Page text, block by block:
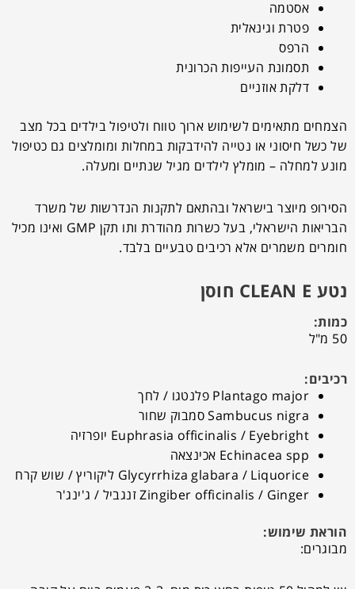
אסטמה
פטרת וגינאלית
הרפס
תסמונת העייפות הכרונית
דלקת אוזניים
הצמחים מתאימים לשימוש ארוך טווח ולטיפול בילדים בכל מצב
של כשל חיסוני או נטייה להידבקות במחלות ומומלצים גם כטיפול
מונע למחלה – מומלץ לילדים מגיל שנתיים ומעלה.
הסירופ מיוצר בישראל ובהתאם לתקנות הנדרשות של משרד
הבריאות הישראלי, בעל כשרות מהודרת ותו תקן GMP ואינו מכיל
חומרים משמרים אלא רכיבים טבעיים בלבד.
נטע CLEAN E חוסן
כמות:
50 מ"ל
רכיבים:
Plantago major פלנטגו / לחך
Sambucus nigra סמבוק שחור
Euphrasia officinalis / Eyebright יופרזיה
Echinacea spp אכינצאה
Glycyrrhiza glabara / Liquorice ליקוריץ / שוש קרח
Zingiber officinalis / Ginger זנגביל / ג'ינג'ר
הוראת שימוש:
מבוגרים: